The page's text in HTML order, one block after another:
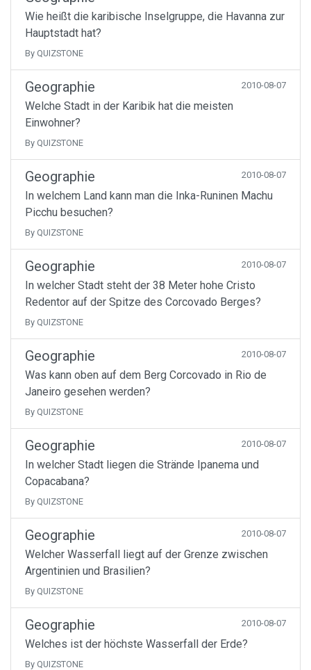
Wie heißt die karibische Inselgruppe, die Havanna zur
Hauptstadt hat?
By QUIZSTONE
Geographie 2010-08-07
Welche Stadt in der Karibik hat die meisten
Einwohner?
By QUIZSTONE
Geographie 2010-08-07
In welchem Land kann man die Inka-Runinen Machu
Picchu besuchen?
By QUIZSTONE
Geographie 2010-08-07
In welcher Stadt steht der 38 Meter hohe Cristo
Redentor auf der Spitze des Corcovado Berges?
By QUIZSTONE
Geographie 2010-08-07
Was kann oben auf dem Berg Corcovado in Rio de
Janeiro gesehen werden?
By QUIZSTONE
Geographie 2010-08-07
In welcher Stadt liegen die Strände Ipanema und
Copacabana?
By QUIZSTONE
Geographie 2010-08-07
Welcher Wasserfall liegt auf der Grenze zwischen
Argentinien und Brasilien?
By QUIZSTONE
Geographie 2010-08-07
Welches ist der höchste Wasserfall der Erde?
By QUIZSTONE